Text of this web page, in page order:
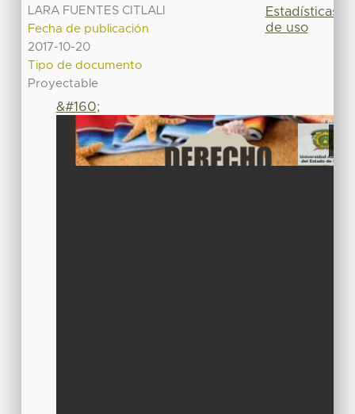
LARA FUENTES CITLALI
Fecha de publicación
2017-10-20
Tipo de documento
Proyectable
&#160;
Estadísticas
de uso